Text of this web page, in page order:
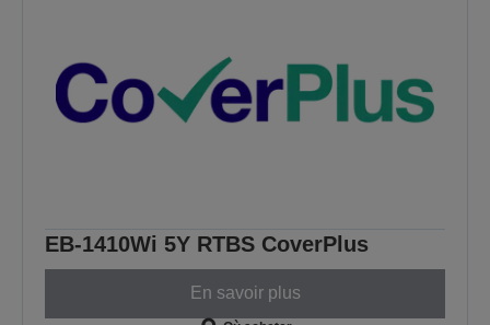
EB-1410Wi 5Y RTBS CoverPlus
En savoir plus